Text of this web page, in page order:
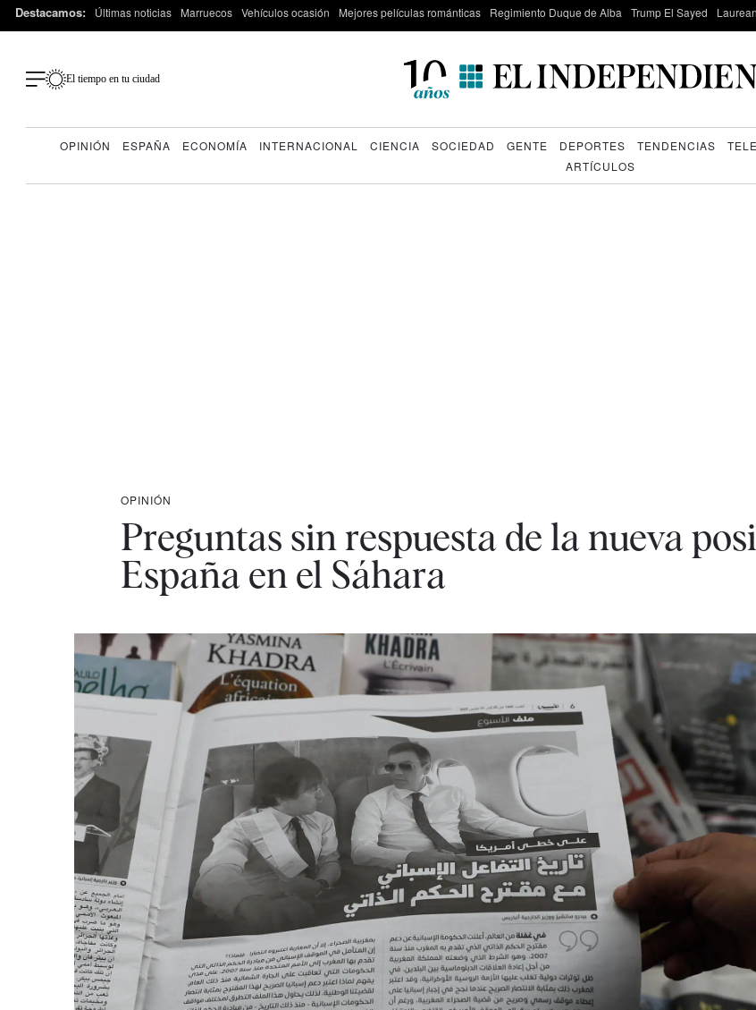
Destacamos: Últimas noticias Marruecos Vehículos ocasión Mejores películas románticas Regimiento Duque de Alba Trump El Sayed
El tiempo en tu ciudad
OPINIÓN ESPAÑA ECONOMÍA INTERNACIONAL CIENCIA SOCIEDAD GENTE DEPORTES TENDENCIAS
ARTÍCULOS
OPINIÓN
Preguntas sin respuesta de la nueva
España en el Sáhara